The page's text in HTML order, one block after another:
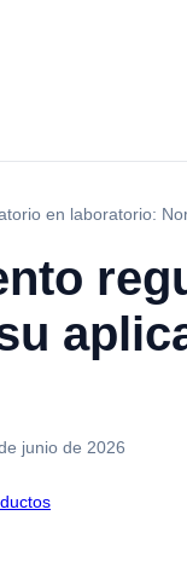
en laboratorio:
junio de 2026